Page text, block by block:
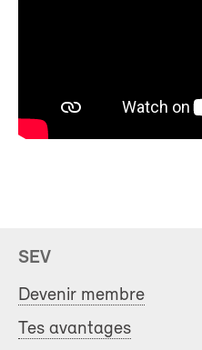
SEV
Devenir membre
Tes avantages